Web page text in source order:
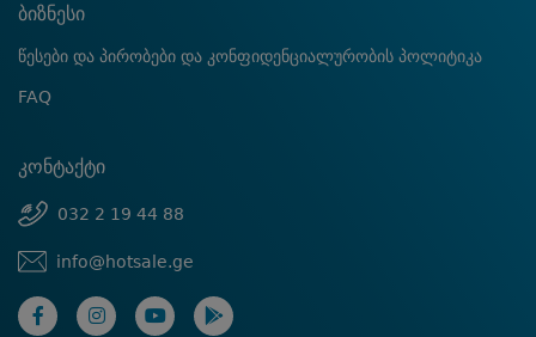
ბიზნესი
წესები და პირობები და კონფიდენციალურობის პოლიტიკა
FAQ
კონტაქტი
032 2 19 44 88
info@hotsale.ge